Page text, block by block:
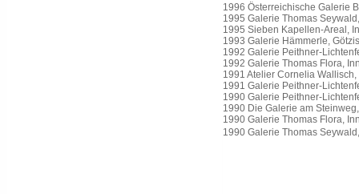
1996 Österreichische Galerie
1995 Galerie Thomas
1995 Sieben Kapellen-Areal,
1993 Galerie Hämmerle,
1992 Galerie Peithner-
1992 Galerie Thomas Flora,
1991 Atelier Cornelia
1991 Galerie Peithner-
1990 Galerie Peithner-
1990 Die Galerie am
1990 Galerie Thomas Flora,
1990 Galerie Thomas